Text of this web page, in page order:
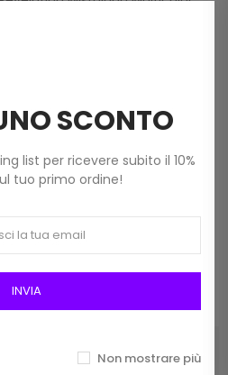
Da 15mm Art 2116/15 Col 01
stessa categoria
SCONTO
list per ricevere subito il 10%
tuo primo ordine!
INVIA
Non mostrare più